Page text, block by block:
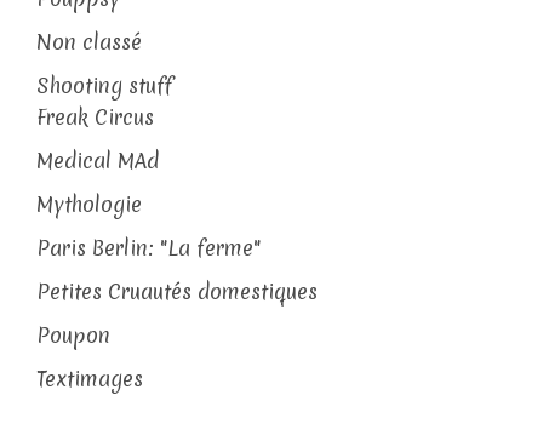
Non classé
Shooting stuff
Freak Circus
Medical MAd
Mythologie
Paris Berlin: "La ferme"
Petites Cruautés domestiques
Poupon
Textimages